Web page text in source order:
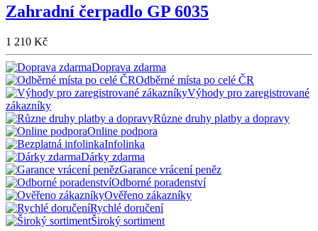
Zahradní čerpadlo GP 6035
1 210 Kč
Doprava zdarma
Odběrné místa po celé ČR
Výhody pro zaregistrované
zákazníky
Různe druhy platby a dopravy
Online podpora
Infolinka
Dárky zdarma
Garance vrácení peněz
Odborné poradenství
Ověřeno zákazníky
Rychlé doručení
Široký sortiment